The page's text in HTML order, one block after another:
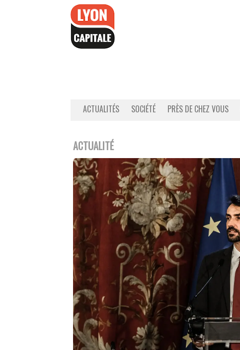
ACTUALITÉS SOCIÉTÉ PRÈS DE CHEZ VOUS
ACTUALITÉ